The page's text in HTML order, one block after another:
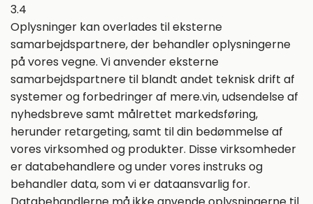
3.4
Oplysninger kan overlades til eksterne
samarbejdspartnere, der behandler oplysningerne
på vores vegne. Vi anvender eksterne
samarbejdspartnere til blandt andet teknisk drift af
systemer og forbedringer af mere.vin, udsendelse af
nyhedsbreve samt målrettet markedsføring,
herunder retargeting, samt til din bedømmelse af
vores virksomhed og produkter. Disse virksomheder
er databehandlere og under vores instruks og
behandler data, som vi er dataansvarlig for.